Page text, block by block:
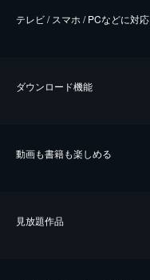
テレビ / スマホ / PCなどに対応
ダウンロード機能
動画も書籍も楽しめる
⾒放題作品